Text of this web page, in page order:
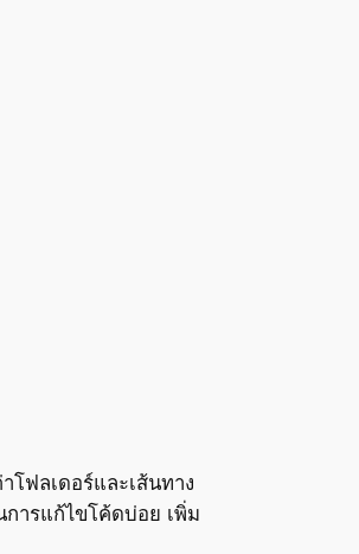
โฟลเดอร์และเส้นทาง
การแก้ไขโค้ดบ่อย เพิ่ม